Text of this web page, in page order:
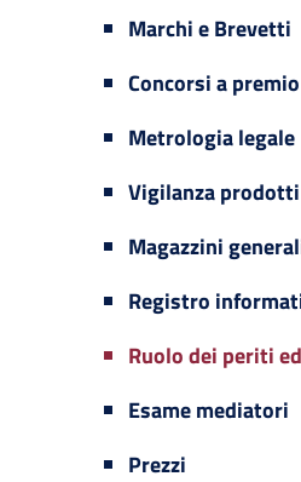
Marchi e Brevetti
Concorsi a premio
Metrologia legale
Vigilanza prodotti
Magazzini
Registro
Ruolo dei periti
Esame mediatori
Prezzi